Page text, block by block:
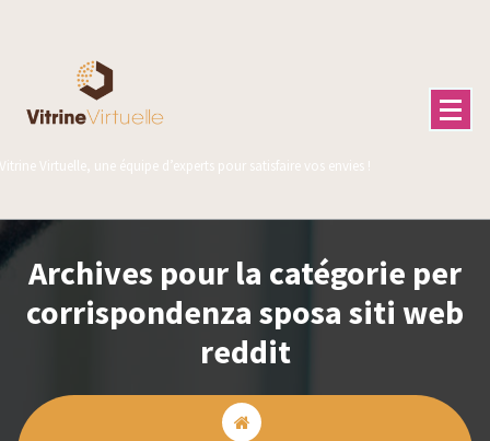
Vitrine Virtuelle, une équipe d’experts pour satisfaire vos envies !
Archives pour la catégorie per
corrispondenza sposa siti web
reddit